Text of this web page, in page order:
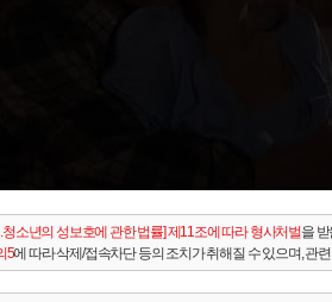
소년의 성보호에 관한 법률] 제11조에 따라 형사처벌을 받
5에 따라 삭제/접속차단 등의 조치가 취해질 수 있으며, 관